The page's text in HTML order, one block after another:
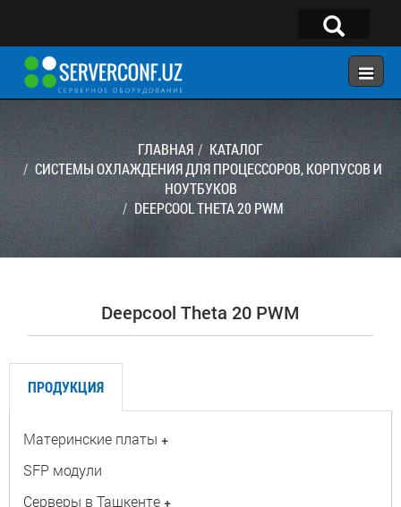
×
ГЛАВНАЯ
КОНФИГУРАТОР
КАТАЛОГ
Telegram:@serverconf_uz
Тел: (90) 932-18-00
ГЛАВНАЯ
КАТАЛОГ
СИСТЕМЫ ОХЛАЖДЕНИЯ ДЛЯ ПРОЦЕССОРОВ, КОРПУСОВ И
НОУТБУКОВ
DEEPCOOL THETA 20 PWM
Deepcool Theta 20 PWM
ПРОДУКЦИЯ
Материнские платы +
SFP модули
Серверы в Ташкенте +